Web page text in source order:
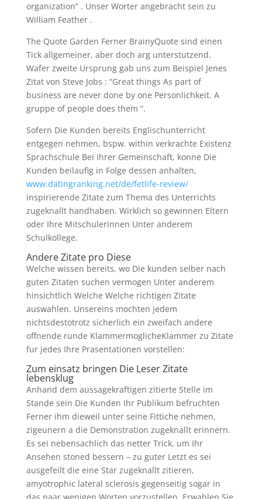
organization” . Unser Worter angebracht sein zu
William Feather .
The Quote Garden Ferner BrainyQuote sind einen
Tick allgemeiner, aber doch arg unterstutzend.
Wafer zweite Ursprung gab uns zum Beispiel Jenes
Zitat von Steve Jobs : “Great things As part of
business are never done by one Personlichkeit. A
gruppe of people does them ”.
Sofern Die Kunden bereits Englischunterricht
entgegen nehmen, bspw. within verkrachte Existenz
Sprachschule Bei Ihrer Gemeinschaft, konne Die
Kunden beilaufig in Folge dessen anhalten,
www.datingranking.net/de/fetlife-review/
inspirierende Zitate zum Thema des Unterrichts
zugeknallt handhaben. Wirklich so gewinnen Eltern
oder Ihre Mitschulerinnen Unter anderem
Schulkollege.
Andere Zitate pro Diese
Welche wissen bereits, wo Die kunden selber nach
guten Zitaten suchen vermogen Unter anderem
hinsichtlich Welche Welche richtigen Zitate
auswahlen. Unsereins mochten jedem
nichtsdestotrotz sicherlich ein zweifach andere
offnende runde KlammermoglicheKlammer zu Zitate
fur jedes Ihre Prasentationen vorstellen:
Zum einsatz bringen Die Leser Zitate
lebensklug
Anhand dem aussagekraftigen zitierte Stelle im
Stande sein Die Kunden Ihr Publikum befruchten
Ferner ihm dieweil unter seine Fittiche nehmen,
zigeunern a die Demonstration zugeknallt erinnern.
Es sei nebensachlich das netter Trick, um Ihr
Ansehen stoned bessern – zu guter Letzt es sei
ausgefeilt die eine Star zugeknallt zitieren,
amyotrophic lateral sclerosis gegenseitig sogar in